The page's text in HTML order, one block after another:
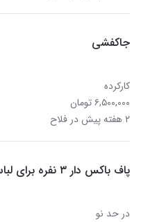
جاکفشی
کارکرده
۶,۵۰۰,۰۰۰ تومان
۲ هفته پیش در فلاح
پاف باکس دار ۳ نفره برای لباس وآرایشگاه
در حد نو